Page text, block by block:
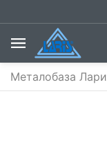
Металобаза